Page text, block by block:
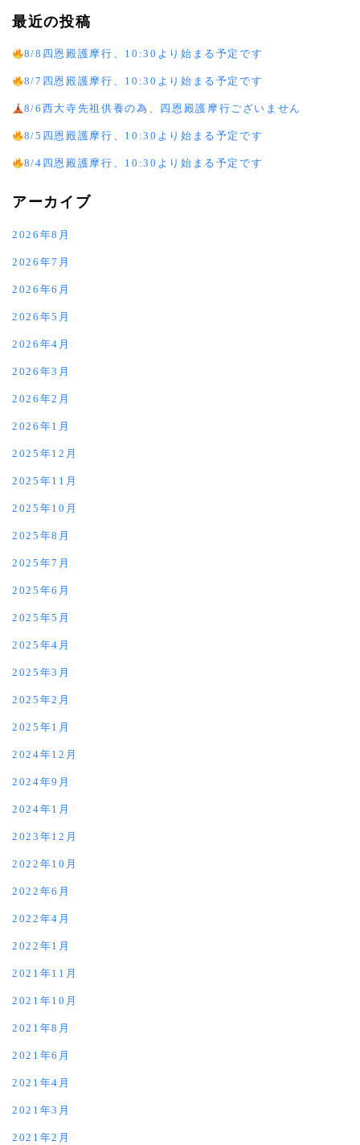
最近の投稿
8/8四恩殿護摩行、10:30より始まる予定です
8/7四恩殿護摩行、10:30より始まる予定です
8/6西大寺先祖供養の為、四恩殿護摩行ございません
8/5四恩殿護摩行、10:30より始まる予定です
8/4四恩殿護摩行、10:30より始まる予定です
アーカイブ
2026年8月
2026年7月
2026年6月
2026年5月
2026年4月
2026年3月
2026年2月
2026年1月
2025年12月
2025年11月
2025年10月
2025年8月
2025年7月
2025年6月
2025年5月
2025年4月
2025年3月
2025年2月
2025年1月
2024年12月
2024年9月
2024年1月
2023年12月
2022年10月
2022年6月
2022年4月
2022年1月
2021年11月
2021年10月
2021年8月
2021年6月
2021年4月
2021年3月
2021年2月